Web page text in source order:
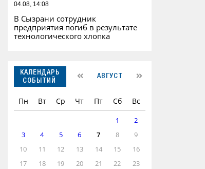
04.08, 14:08
В Сызрани сотрудник
предприятия погиб в результате
технологического хлопка
КАЛЕНДАРЬ
СОБЫТИЙ
АВГУСТ
Пн Вт Ср Чт Пт Сб Вс
1
2
3
4 5 6 7 8
9
10
11 12 13 14 15
16
17
18 19 20 21 22 23